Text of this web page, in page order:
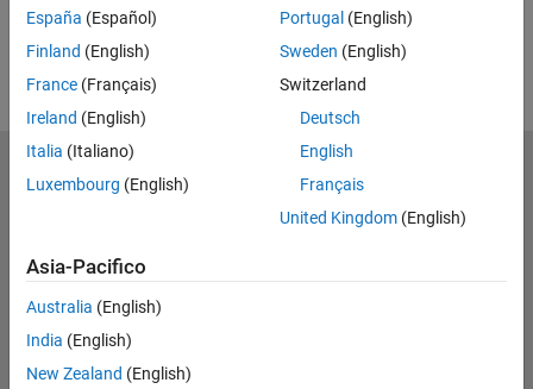
View more related videos
España (Español)
Finland (English)
France (Français)
Ireland (English)
Italia (Italiano)
Luxembourg (English)
Portugal (English)
Sweden (English)
Switzerland
Deutsch
English
Français
United Kingdom(English)
Asia-Pacifico
Australia (English)
India (English)
New Zealand (English)
MathWorks
Accelerating the pace of engineering and science
Prova o Acquista
Scopri i nostri prodotti